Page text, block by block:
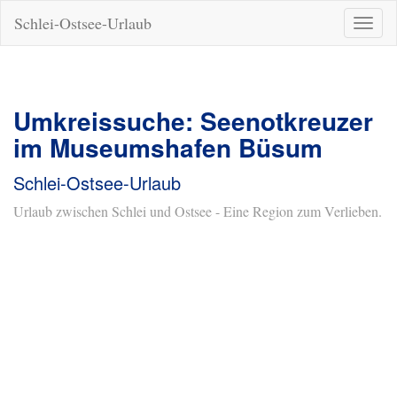
ein-/
Schlei-Ostsee-Urlaub
Umkreissuche: Seenotkreuzer
im Museumshafen Büsum
Schlei-Ostsee-Urlaub
Urlaub zwischen Schlei und Ostsee - Eine Region zum Verlieben.